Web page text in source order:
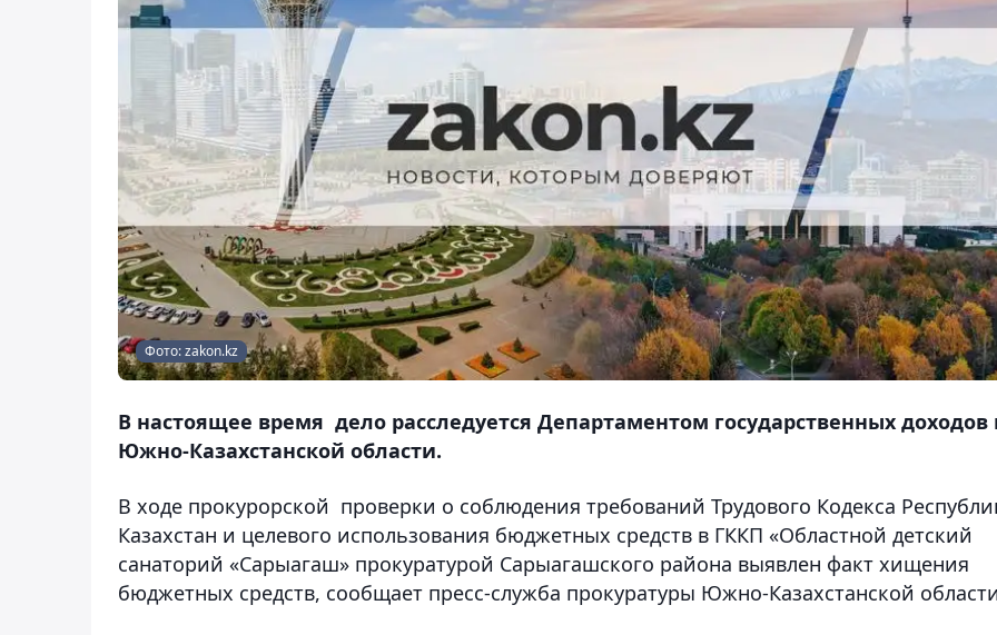
Фото: zakon.kz
В настоящее время дело расследуется Департаментом государственных доходов
Южно-Казахстанской области.
В ходе прокурорской проверки о соблюдения требований Трудового Кодекса
Казахстан и целевого использования бюджетных средств в ГККП «Областной детский
санаторий «Сарыагаш» прокуратурой Сарыагашского района выявлен факт хищения
бюджетных средств, сообщает пресс-служба прокуратуры Южно-Казахстанской